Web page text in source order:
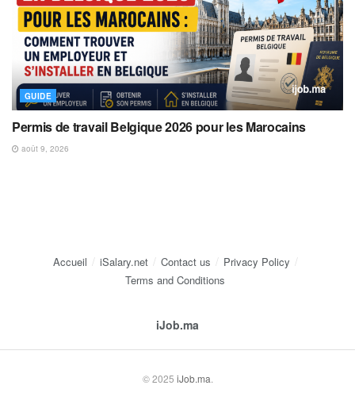
GUIDE
Permis de travail Belgique 2026 pour les Marocains
août 9, 2026
Accueil iSalary.net Contact us
Privacy Policy
Terms and Conditions
iJob.ma
© 2025 iJob.ma